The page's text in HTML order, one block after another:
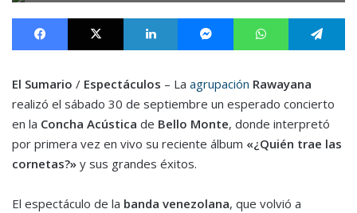
Facebook X LinkedIn MessengerWhatsApp
El Sumario / Espectáculos – La agrupación Rawayana
realizó el sábado 30 de septiembre un esperado concierto
en la Concha Acústica de Bello Monte, donde interpretó
por primera vez en vivo su reciente álbum «¿Quién trae las
cornetas?» y sus grandes éxitos.
El espectáculo de la banda venezolana, que volvió a